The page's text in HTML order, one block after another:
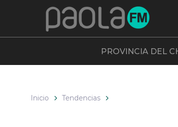
PROVINCIA DEL
Inicio Tendencias